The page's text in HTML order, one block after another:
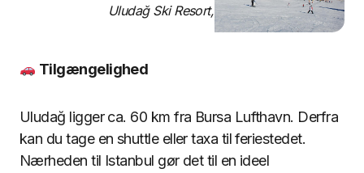
Uludağ Ski Resort, Tyrkiet
Tilgængelighed
Uludağ ligger ca. 60 km fra Bursa Lufthavn. Derfra
kan du tage en shuttle eller taxa til feriestedet.
Nærheden til Istanbul gør det til en ideel